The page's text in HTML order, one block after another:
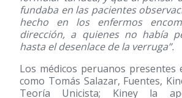
fundaba en las pacientes
hecho en los enfermos
dirección, a quienes no había
hasta el desenlace de la verruga”.
Los médicos peruanos presentes
como Tomás Salazar, Fuentes,
Teoría Unicista; Kiney la